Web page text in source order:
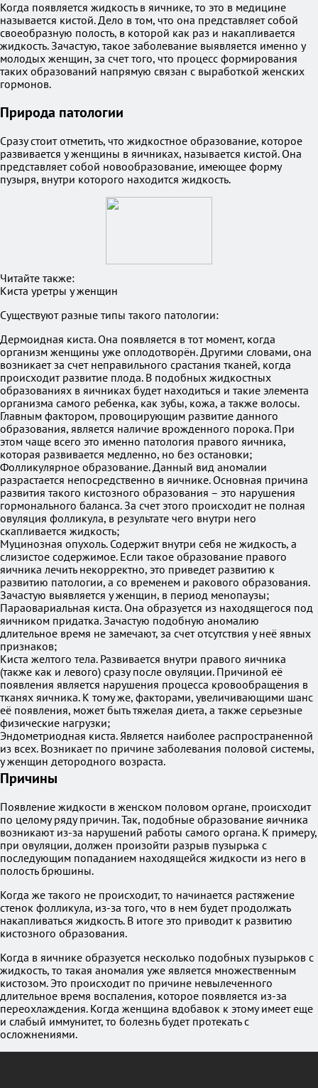
Когда появляется жидкость в яичнике, то это в медицине
называется кистой. Дело в том, что она представляет собой
своеобразную полость, в которой как раз и накапливается
жидкость. Зачастую, такое заболевание выявляется именно у
молодых женщин, за счет того, что процесс формирования
таких образований напрямую связан с выработкой женских
гормонов.
Природа патологии
Сразу стоит отметить, что жидкостное образование, которое
развивается у женщины в яичниках, называется кистой. Она
представляет собой новообразование, имеющее форму
пузыря, внутри которого находится жидкость.
Читайте также:
Киста уретры у женщин
Существуют разные типы такого патологии:
Дермоидная киста. Она появляется в тот момент, когда
организм женщины уже оплодотворён. Другими словами, она
возникает за счет неправильного срастания тканей, когда
происходит развитие плода. В подобных жидкостных
образованиях в яичниках будет находиться и такие элемента
организма самого ребенка, как зубы, кожа, а также волосы.
Главным фактором, провоцирующим развитие данного
образования, является наличие врожденного порока. При
этом чаще всего это именно патология правого яичника,
которая развивается медленно, но без остановки;
Фолликулярное образование. Данный вид аномалии
разрастается непосредственно в яичнике. Основная причина
развития такого кистозного образования – это нарушения
гормонального баланса. За счет этого происходит не полная
овуляция фолликула, в результате чего внутри него
скапливается жидкость;
Муцинозная опухоль. Содержит внутри себя не жидкость, а
слизистое содержимое. Если такое образование правого
яичника лечить некорректно, это приведет развитию к
развитию патологии, а со временем и ракового образования.
Зачастую выявляется у женщин, в период менопаузы;
Параовариальная киста. Она образуется из находящегося под
яичником придатка. Зачастую подобную аномалию
длительное время не замечают, за счет отсутствия у неё явных
признаков;
Киста желтого тела. Развивается внутри правого яичника
(также как и левого) сразу после овуляции. Причиной её
появления является нарушения процесса кровообращения в
тканях яичника. К тому же, факторами, увеличивающими шанс
её появления, может быть тяжелая диета, а также серьезные
физические нагрузки;
Эндометриодная киста. Является наиболее распространенной
из всех. Возникает по причине заболевания половой системы,
у женщин детородного возраста.
Причины
Появление жидкости в женском половом органе, происходит
по целому ряду причин. Так, подобные образование яичника
возникают из-за нарушений работы самого органа. К примеру,
при овуляции, должен произойти разрыв пузырька с
последующим попаданием находящейся жидкости из него в
полость брюшины.
Когда же такого не происходит, то начинается растяжение
стенок фолликула, из-за того, что в нем будет продолжать
накапливаться жидкость. В итоге это приводит к развитию
кистозного образования.
Когда в яичнике образуется несколько подобных пузырьков с
жидкость, то такая аномалия уже является множественным
кистозом. Это происходит по причине невылеченного
длительное время воспаления, которое появляется из-за
переохлаждения. Когда женщина вдобавок к этому имеет еще
и слабый иммунитет, то болезнь будет протекать с
осложнениями.